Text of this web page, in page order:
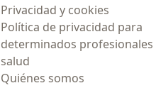
Privacidad y cookies
Política de privacidad para
determinados profesionales
salud
Quiénes somos